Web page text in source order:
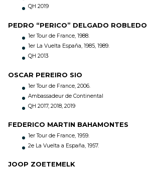
QH 2019
PEDRO “PERICO” DELGADO ROBLEDO
1er Tour de France, 1988.
1er La Vuelta España, 1985, 1989.
QH 2013
OSCAR PEREIRO SIO
1er Tour de France, 2006.
Ambassadeur de Continental
QH 2017, 2018, 2019
FEDERICO MARTIN BAHAMONTES
1er Tour de France, 1959.
2e La Vuelta a España, 1957.
JOOP ZOETEMELK